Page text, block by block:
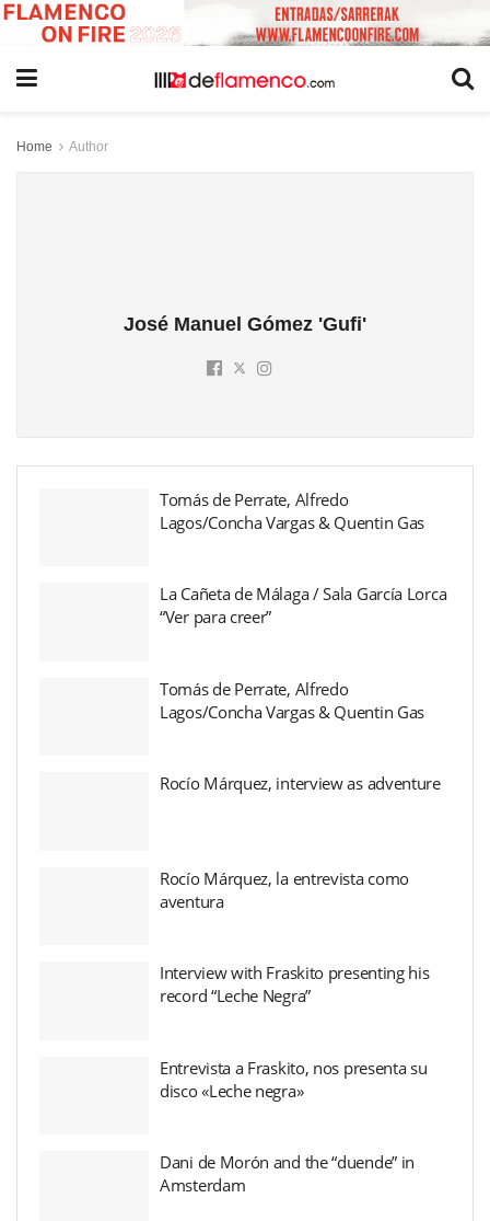
Home Author
José Manuel Gómez 'Gufi'
Tomás de Perrate, Alfredo
Lagos/Concha Vargas & Quentin Gas
La Cañeta de Málaga / Sala García Lorca
“Ver para creer”
Tomás de Perrate, Alfredo
Lagos/Concha Vargas & Quentin Gas
Rocío Márquez, interview as adventure
Rocío Márquez, la entrevista como
aventura
Interview with Fraskito presenting his
record “Leche Negra”
Entrevista a Fraskito, nos presenta su
disco «Leche negra»
Dani de Morón and the “duende” in
Amsterdam